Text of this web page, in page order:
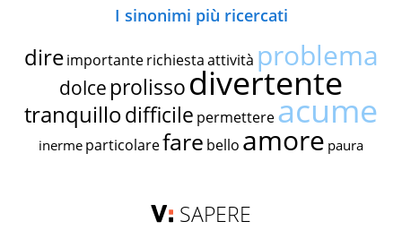
I sinonimi più ricercati
dire importante richiestaattività problema
dolce prolissodivertente
tranquillodifficile permettereacume
inerme particolarefare bello amore paura
SAPERE